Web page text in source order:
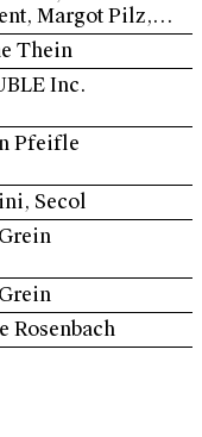
Iveković, Sabrina
E. Logan &
Logan, Anna
Margot Pilz,
Michael Sardelic,
Secol,
Ivonne Thein,
Tobola, Paloma
Margot Pilz,
Rosenbach,
Stötzer
Thein
Inc.
Pfeifle
Secol
Rosenbach